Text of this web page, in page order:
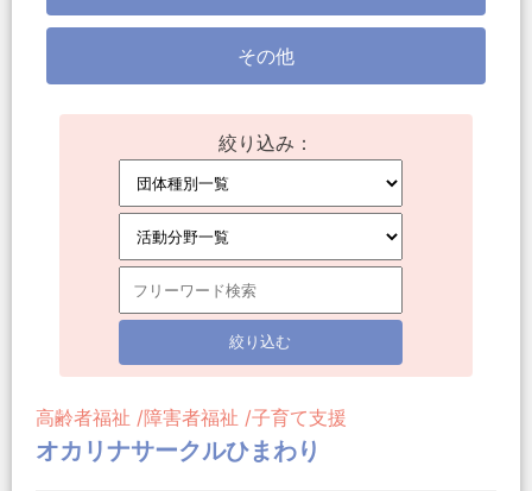
その他
絞り込み：
高齢者福祉 障害者福祉 子育て支援
オカリナサークルひまわり